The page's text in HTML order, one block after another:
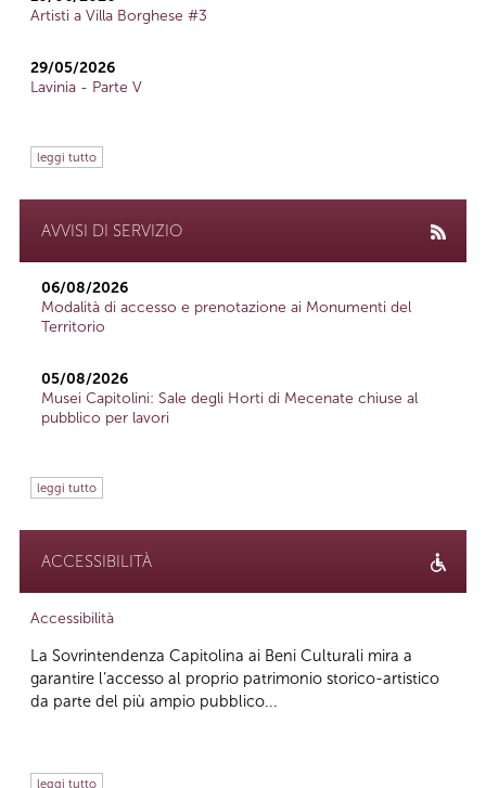
Artisti a Villa Borghese #3
29/05/2026
Lavinia - Parte V
leggi tutto
AVVISI DI SERVIZIO
06/08/2026
Modalità di accesso e prenotazione ai Monumenti del
Territorio
05/08/2026
Musei Capitolini: Sale degli Horti di Mecenate chiuse al
pubblico per lavori
leggi tutto
ACCESSIBILITÀ
Accessibilità
La Sovrintendenza Capitolina ai Beni Culturali mira a
garantire l’accesso al proprio patrimonio storico-artistico
da parte del più ampio pubblico...
leggi tutto